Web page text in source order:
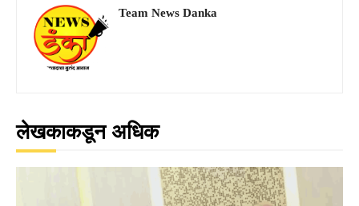
Team News Danka
लेखकाकडून अधिक